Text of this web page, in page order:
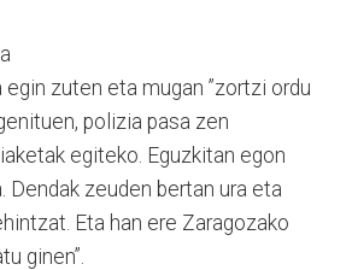
zuten eta mugan ”zortzi ordu
polizia pasa zen
egiteko. Eguzkitan egon
Dendak zeuden bertan ura eta
Eta han ere Zaragozako
ginen”.